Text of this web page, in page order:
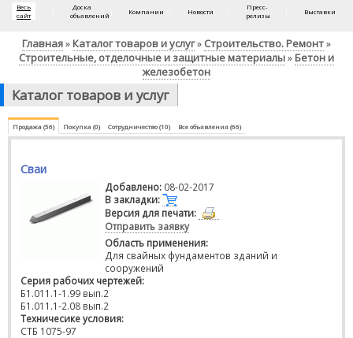
Весь
сайт
Доска
объявлений
Компании Новости
Пресс-
релизы
Выставки
Главная» Каталог товаров и услуг» Строительство. Ремонт»
Строительные, отделочные и защитные материалы» Бетон и
железобетон
Каталог товаров и услуг
Продажа (56) Покупка (0) Сотрудничество (10) Все объявления (66)
Сваи
Добавлено: 08-02-2017
В закладки:
Версия для печати:
Отправить заявку
Область применения:
Для свайных фундаментов зданий и
сооружений
Серия рабочих чертежей:
Б1.011.1-1.99 вып.2
Б1.011.1-2.08 вып.2
Техничесике условия:
СТБ 1075-97